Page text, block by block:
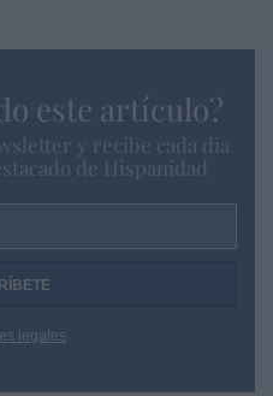
este artículo?
y recibe cada dia
de Hispanidad
legales